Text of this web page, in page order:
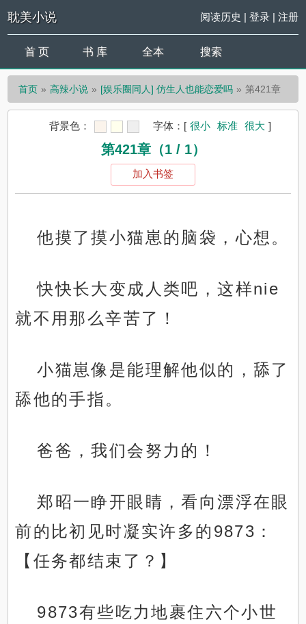
耽美小说 阅读历史 | 登录| 注册
首 页 书 库 全本 搜索
首页 高辣小说 [娱乐圈同人] 仿生人也能恋爱吗 第421章
背景色： 字体： [ 很小 标准 很大 ]
第421章（1 / 1）
加入书签
他摸了摸小猫崽的脑袋，心想。
快快长大变成人类吧，这样nie
就不用那么辛苦了！
小猫崽像是能理解他似的，舔了
舔他的手指。
爸爸，我们会努力的！
郑昭一睁开眼睛，看向漂浮在眼
前的比初见时凝实许多的9873：
【任务都结束了？】
9873有些吃力地裹住六个小世